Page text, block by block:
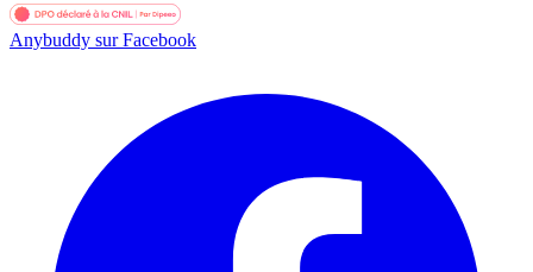
Anybuddy sur Facebook